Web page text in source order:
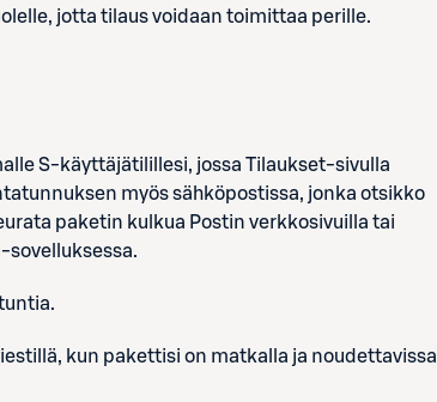
jotta tilaus voidaan toimittaa perille.
S-käyttäjätilillesi, jossa Tilaukset-sivulla
myös sähköpostissa, jonka otsikko
paketin kulkua Postin verkkosivuilla tai
sovelluksessa.
kun pakettisi on matkalla ja noudettavissa